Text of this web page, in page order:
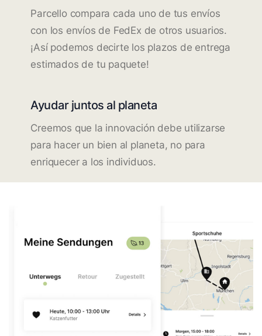
Parcello compara cada uno de tus envíos
con los envíos de FedEx de otros usuarios.
¡Así podemos decirte los plazos de entrega
estimados de tu paquete!
Ayudar juntos al planeta
Creemos que la innovación debe utilizarse
para hacer un bien al planeta, no para
enriquecer a los individuos.